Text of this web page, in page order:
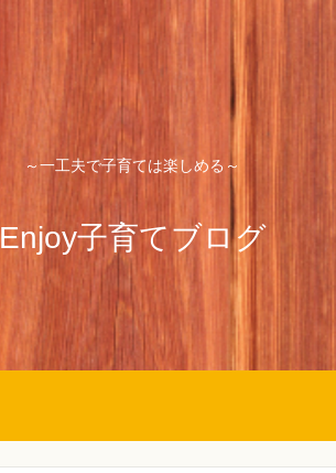
～一工夫で子育ては楽しめる～
Enjoy子育てブログ